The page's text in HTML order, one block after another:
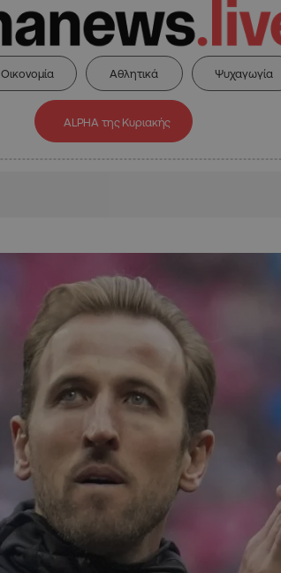
Οικονομία Αθλητικά Ψυχαγωγία
ALPHA της Κυριακής